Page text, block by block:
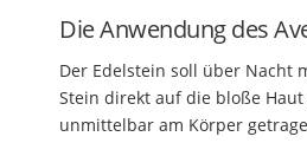
Die Anwendung des
Der Edelstein soll über Nacht
Stein direkt auf die bloße
unmittelbar am Körper